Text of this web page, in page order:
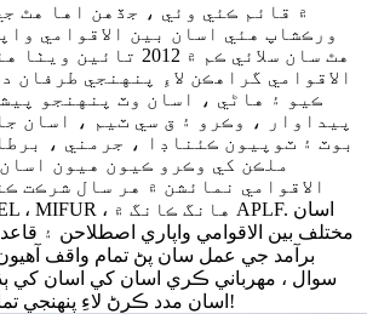
ورڪشاپ هئي اسان بين الاقوامي
هٿ سان سلائي ڪم ۾
الاقوامي گراهڪن لاءِ پنهنجي طرفان
ڪيو ۽ هاڻي ، اسان وٽ پنهنجو
پيداوار ، وڪرو ۽ ق سي ٽيم ، اسان
بوٽ ۽ ٽوپيون ڪئناڊا ، جرمني ،
ملڪن کي وڪرو ڪيون هيون
الاقوامي نمائشن ۾ هر سال شرڪت
مختلف بين الاقوامي واپاري اصطلاحن ۽
برآمد جي عمل سان پڻ تمام واقف
سوال ، مهرباني ڪري اسان کي اسان کي
اسان مدد ڪرڻ لاءِ پنهنجي تمام ڪوشش ڪنداسين!